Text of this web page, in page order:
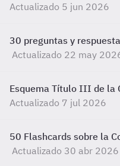
Actualizado 5 jun 2026
30 preguntas y
Actualizado 22 may
Esquema Título III de la
Actualizado 7 jul 2026
50 Flashcards sobre la
Actualizado 30 abr 2026